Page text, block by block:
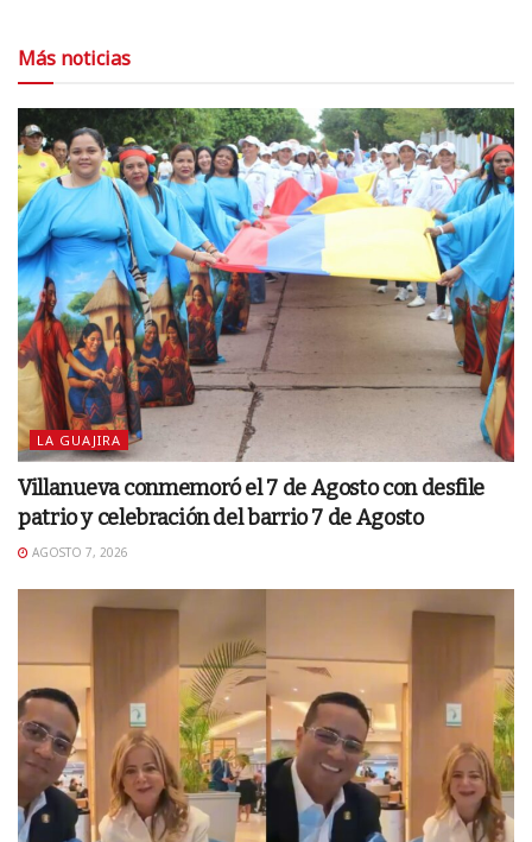
Más noticias
LA GUAJIRA
Villanueva conmemoró el 7 de Agosto con desfile
patrio y celebración del barrio 7 de Agosto
AGOSTO 7, 2026